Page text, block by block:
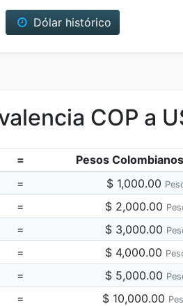
Dólar histórico
COP a
=
Pesos
= $ 1,000.00
= $ 2,000.00
= $ 3,000.00
= $ 4,000.00
= $ 5,000.00
= $ 10,000.00